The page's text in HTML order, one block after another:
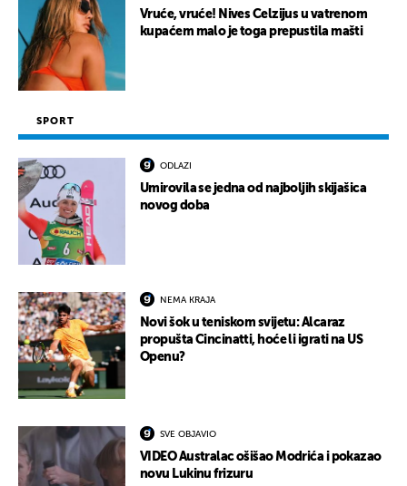
Vruće, vruće! Nives Celzijus u vatrenom
kupaćem malo je toga prepustila mašti
SPORT
ODLAZI
Umirovila se jedna od najboljih skijašica
novog doba
NEMA KRAJA
Novi šok u teniskom svijetu: Alcaraz
propušta Cincinatti, hoće li igrati na US
Openu?
SVE OBJAVIO
VIDEO Australac ošišao Modrića i pokazao
novu Lukinu frizuru